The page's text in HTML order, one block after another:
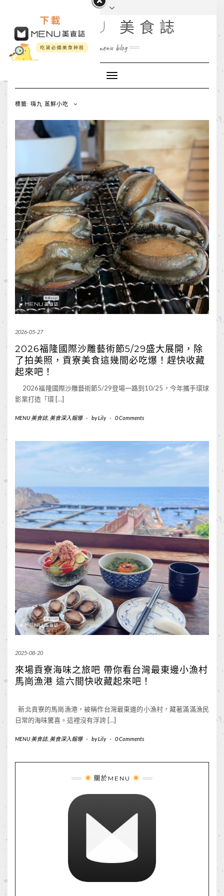
MENU 美食誌
menu blog
Toggle
Navigation
標籤: 嗨九 蒸鮮小吃
2026-05-27
2026福隆國際沙雕藝術節5/29盛大展開，除
了拍美照，貢寮美食這幾間必吃爆！趕快收藏
起來吧！
2026福隆國際沙雕藝術節5/29登場一路到10/25，今年攜手環球
影業打造「環 […]
MENU 美食誌, 美食深入報導 - byLily - 0 Comments
2025-08-20
來場貢寮海味之旅吧 帶你看台灣最東邊小漁村
馬崗漁港 這六間快收藏起來吧！
新北貢寮的馬崗漁港，被稱作台灣最東邊的小漁村，藏著滿滿漁民
日常的海味驚喜。這裡沒有浮誇 […]
MENU 美食誌, 美食深入報導 - byLily - 0 Comments
關於MENU